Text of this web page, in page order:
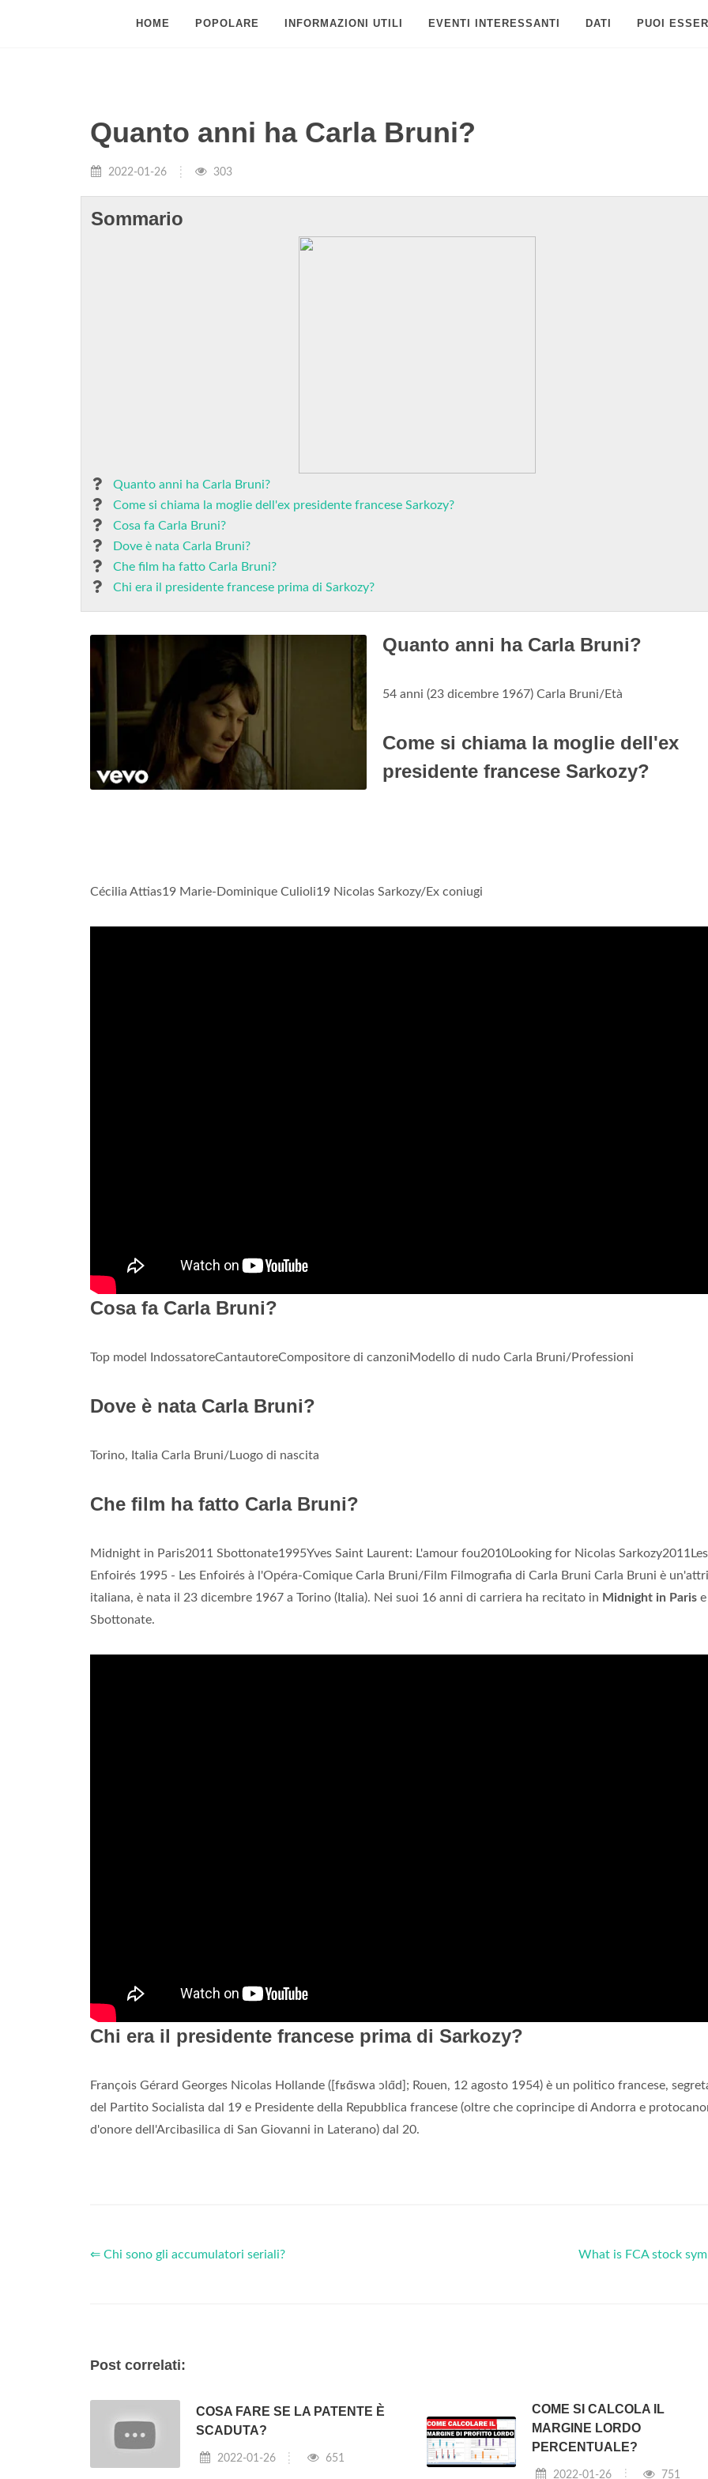
HOME POPOLARE INFORMAZIONI UTILI EVENTI INTERESSANTI DATI PUOI
Quanto anni ha Carla Bruni?
2022-01-26 303
Sommario
Quanto anni ha Carla Bruni?
Come si chiama la moglie dell'ex presidente francese Sarkozy?
Cosa fa Carla Bruni?
Dove è nata Carla Bruni?
Che film ha fatto Carla Bruni?
Chi era il presidente francese prima di Sarkozy?
Quanto anni ha Carla Bruni?
54 anni (23 dicembre 1967) Carla Bruni/Età
Come si chiama la moglie dell'ex
presidente francese Sarkozy?
Cécilia Attias19 Marie-Dominique Culioli19 Nicolas Sarkozy/Ex coniugi
Cosa fa Carla Bruni?
Top model IndossatoreCantautoreCompositore di canzoniModello di nudo Carla Bruni/Professioni
Dove è nata Carla Bruni?
Torino, Italia Carla Bruni/Luogo di nascita
Che film ha fatto Carla Bruni?
Midnight in Paris2011 Sbottonate1995Yves Saint Laurent: L'amour fou2010Looking for Nicolas Sarkozy2011Les
Enfoirés 1995 - Les Enfoirés à l'Opéra-Comique Carla Bruni/Film Filmografia di Carla Bruni Carla Bruni è
italiana, è nata il 23 dicembre 1967 a Torino (Italia). Nei suoi 16 anni di carriera ha recitato in Midnight in Paris e
Sbottonate.
Chi era il presidente francese prima di Sarkozy?
François Gérard Georges Nicolas Hollande ([fʁɑ̃swa ɔlɑ̃d]; Rouen, 12 agosto 1954) è un politico francese,
del Partito Socialista dal 19 e Presidente della Repubblica francese (oltre che coprincipe di Andorra e
d'onore dell'Arcibasilica di San Giovanni in Laterano) dal 20.
⇐ Chi sono gli accumulatori seriali? What is FCA stock
Post correlati:
COSA FARE SE LA PATENTE È
SCADUTA?
2022-01-26 651
COME SI CALCOLA IL
MARGINE LORDO
PERCENTUALE?
2022-01-26 751